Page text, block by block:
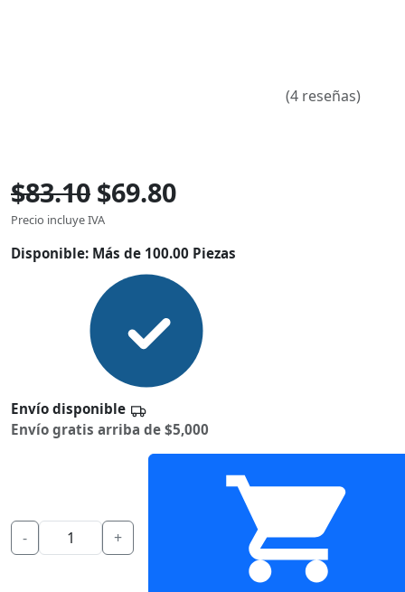
(4 reseñas)
$83.10 $69.80
Precio incluye IVA
Disponible: Más de 100.00 Piezas
Envío disponible
Envío gratis arriba de $5,000
- +